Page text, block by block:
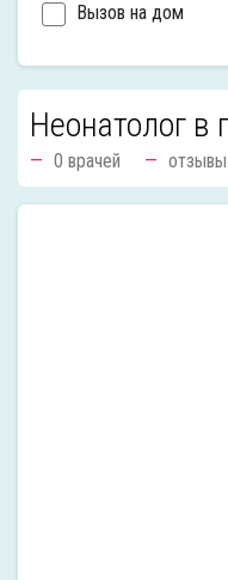
Вызов на дом
Неонатолог в
0 врачей отзывы